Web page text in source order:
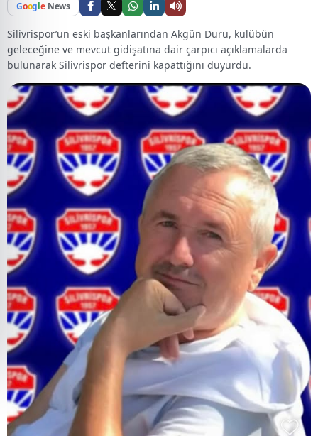
Google News
Silivrispor’un eski başkanlarından Akgün Duru, kulübün
geleceğine ve mevcut gidişatına dair çarpıcı açıklamalarda
bulunarak Silivrispor defterini kapattığını duyurdu.